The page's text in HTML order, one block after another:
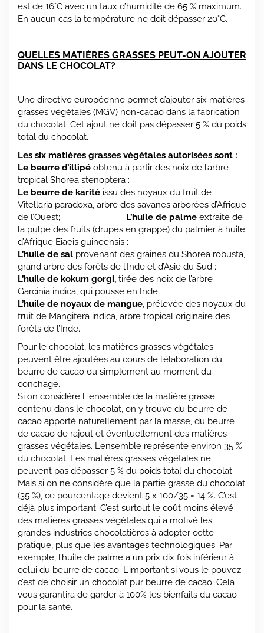
est de 16°C avec un taux d’humidité de 65 % maximum.
En aucun cas la température ne doit dépasser 20°C.
QUELLES MATIÈRES GRASSES PEUT-ON AJOUTER
DANS LE CHOCOLAT?
Une directive européenne permet d’ajouter six matières
grasses végétales (MGV) non-cacao dans la fabrication
du chocolat. Cet ajout ne doit pas dépasser 5 % du poids
total du chocolat.
Les six matières grasses végétales autorisées sont :
Le beurre d’illipé obtenu à partir des noix de l’arbre
tropical Shorea stenoptera ;
Le beurre de karité issu des noyaux du fruit de
Vitellaria paradoxa, arbre des savanes arborées d’Afrique
de l’Ouest; L’huile de palme extraite de
la pulpe des fruits (drupes en grappe) du palmier à huile
d’Afrique Eiaeis guineensis ;
L’huile de sal provenant des graines du Shorea robusta,
grand arbre des forêts de l’Inde et d’Asie du Sud ;
L’huile de kokum gorgi, tirée des noix de l’arbre
Garcinia indica, qui pousse en Inde ;
L’huile de noyaux de mangue, prélevée des noyaux du
fruit de Mangifera indica, arbre tropical originaire des
forêts de l’Inde.
Pour le chocolat, les matières grasses végétales
peuvent être ajoutées au cours de l’élaboration du
beurre de cacao ou simplement au moment du
conchage.
Si on considère l ‘ensemble de la matière grasse
contenu dans le chocolat, on y trouve du beurre de
cacao apporté naturellement par la masse, du beurre
de cacao de rajout et éventuellement des matières
grasses végétales. L’ensemble représente environ 35 %
du chocolat. Les matières grasses végétales ne
peuvent pas dépasser 5 % du poids total du chocolat.
Mais si on ne considère que la partie grasse du chocolat
(35 %), ce pourcentage devient 5 x 100/35 = 14 %. C’est
déjà plus important. C’est surtout le coût moins élevé
des matières grasses végétales qui a motivé les
grandes industries chocolatières à adopter cette
pratique, plus que les avantages technologiques. Par
exemple, l’huile de palme a un prix dix fois inférieur à
celui du beurre de cacao. L’important si vous le pouvez
c’est de choisir un chocolat pur beurre de cacao. Cela
vous garantira de garder à 100% les bienfaits du cacao
pour la santé.